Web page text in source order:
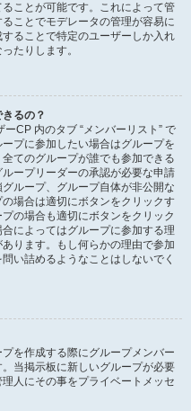
ことが可能です。これによって管
ことでモデレータの管理が容易に
ることで特定のユーザーしか入れ
たりします。
るの？
CP 内のタブ “メンバーリスト” で
プに参加したい場合はグループを
てのグループが誰でも参加できる
ープリーダーの承認が必要な申請
ループ、グループ自体が非公開な
場合は適切にボタンをクリックす
の場合も適切にボタンをクリック
によってはグループに参加する理
ります。もし何らかの理由で参加
い詰めるようなことはしないでく
を作成する際にグループメンバー
当掲示板に新しいグループが必要
人にその事をプライベートメッセ